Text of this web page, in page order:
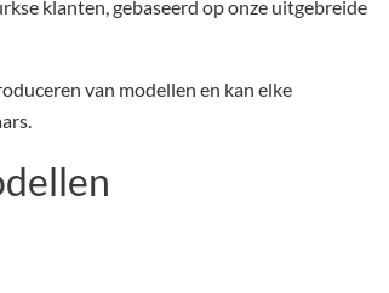
klanten, gebaseerd op onze uitgebreide
van modellen en kan elke